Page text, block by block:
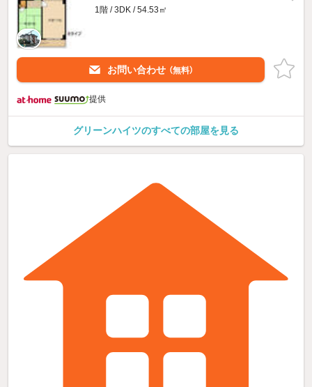
1階 / 3DK / 54.53㎡
お問い合わせ （無料）
提供
グリーンハイツのすべての部屋を見る